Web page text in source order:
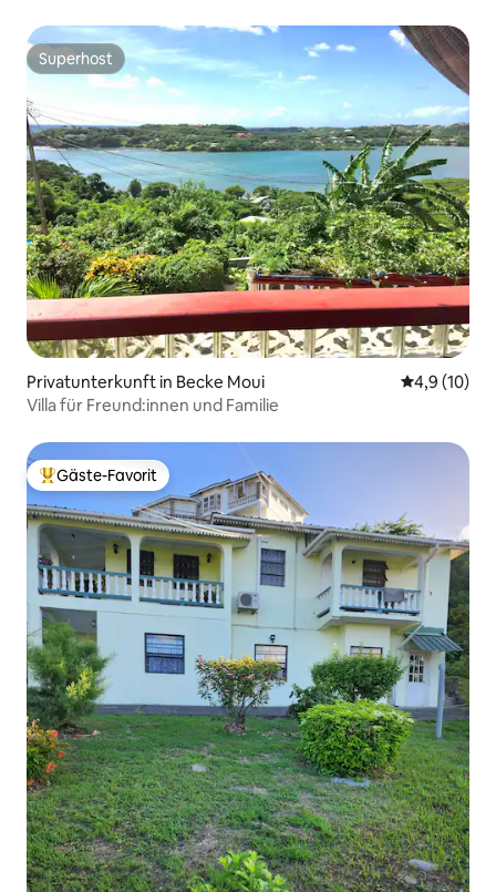
Superhost
Superhost
Privatunterkunft in Becke Moui
4,9 (10)
Villa für Freund:innen und Familie
Beliebter Gäste-Favorit.
Gäste-Favorit